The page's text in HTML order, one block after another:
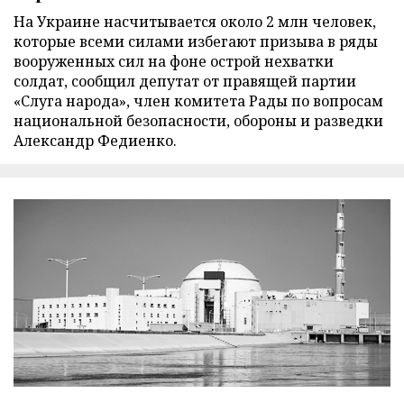
На Украине насчитывается около 2 млн человек,
которые всеми силами избегают призыва в ряды
вооруженных сил на фоне острой нехватки
солдат, сообщил депутат от правящей партии
«Слуга народа», член комитета Рады по вопросам
национальной безопасности, обороны и разведки
Александр Федиенко.